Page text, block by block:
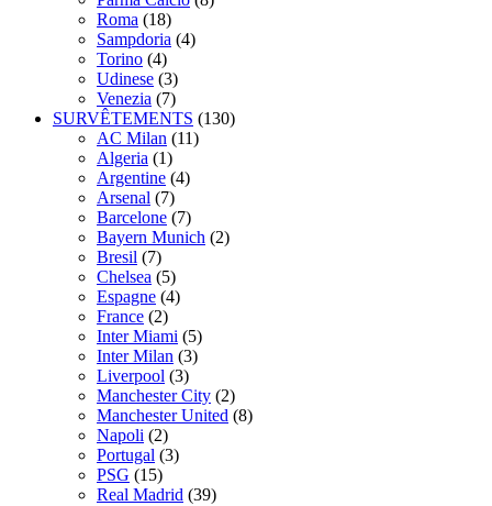
Roma (18)
Sampdoria (4)
Torino (4)
Udinese (3)
Venezia (7)
SURVÊTEMENTS (130)
AC Milan (11)
Algeria (1)
Argentine (4)
Arsenal (7)
Barcelone (7)
Bayern Munich (2)
Bresil (7)
Chelsea (5)
Espagne (4)
France (2)
Inter Miami (5)
Inter Milan (3)
Liverpool (3)
Manchester City (2)
Manchester United (8)
Napoli (2)
Portugal (3)
PSG (15)
Real Madrid (39)